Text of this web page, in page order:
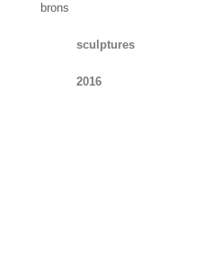
brons
sculptures
2016